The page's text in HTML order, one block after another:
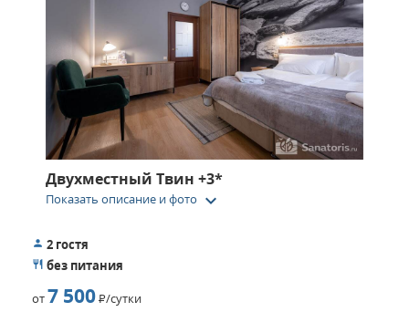
Двухместный Твин +3*
Показать описание и фото keyboard_arrow_down
2 гостя
без питания
от7 500Р/сутки